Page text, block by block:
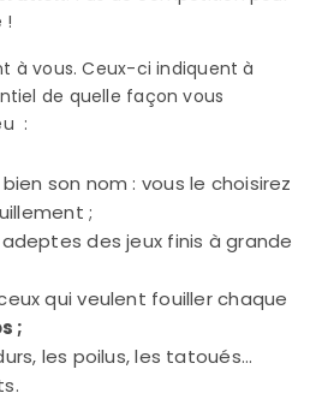
!
à vous. Ceux-ci indiquent à
de quelle façon vous
:
son nom : vous le choisirez
;
des jeux finis à grande
qui veulent fouiller chaque
;
les poilus, les tatoués…